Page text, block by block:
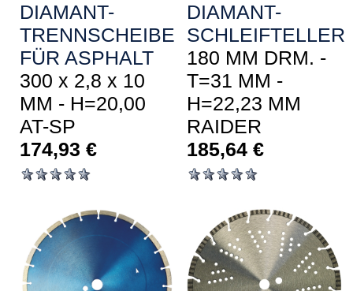
DIAMANT-
TRENNSCHEIBE
FÜR ASPHALT
300 x 2,8 x 10
MM - H=20,00
AT-SP
174,93 €
DIAMANT-
SCHLEIFTELLER
180 MM DRM. -
T=31 MM -
H=22,23 MM
RAIDER
185,64€